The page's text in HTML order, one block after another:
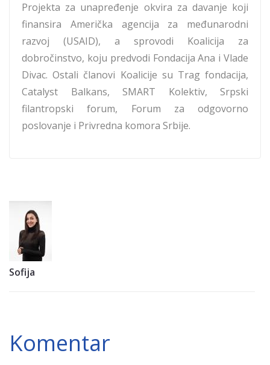
Projekta za unapređenje okvira za davanje koji
finansira Američka agencija za međunarodni
razvoj (USAID), a sprovodi Koalicija za
dobročinstvo, koju predvodi Fondacija Ana i Vlade
Divac. Ostali članovi Koalicije su Trag fondacija,
Catalyst Balkans, SMART Kolektiv, Srpski
filantropski forum, Forum za odgovorno
poslovanje i Privredna komora Srbije.
Sofija
Komentar